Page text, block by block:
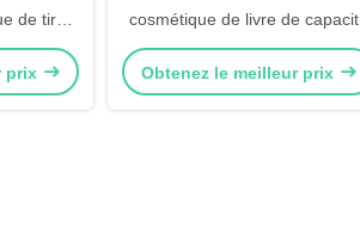
de tiroir
prix
cosmétique de livre de capacité
élevée de soin personnel
Obtenez le meilleur prix